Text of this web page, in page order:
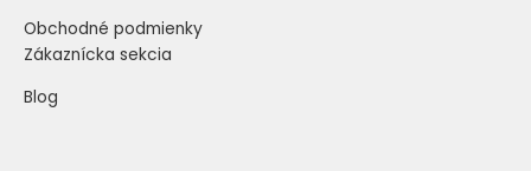
Obchodné podmienky
Zákaznícka sekcia
Blog